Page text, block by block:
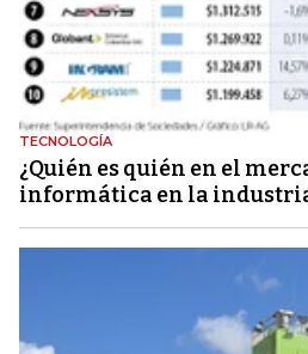
TECNOLOGÍA
¿Quién es quién en el
informática en la